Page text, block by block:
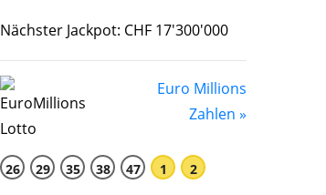
Nächster Jackpot: CHF 17'300'000
Euro Millions
Zahlen »
26 29 35 38 47 1 2